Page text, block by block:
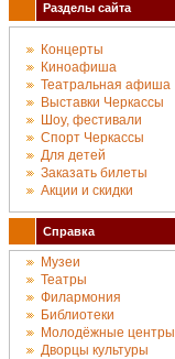
Разделы сайта
Концерты
Киноафиша
Театральная афиша
Выставки Черкассы
Шоу, фестивали
Спорт Черкассы
Для детей
Заказать билеты
Акции и скидки
Справка
Музеи
Театры
Филармония
Библиотеки
Молодёжные центры
Дворцы культуры